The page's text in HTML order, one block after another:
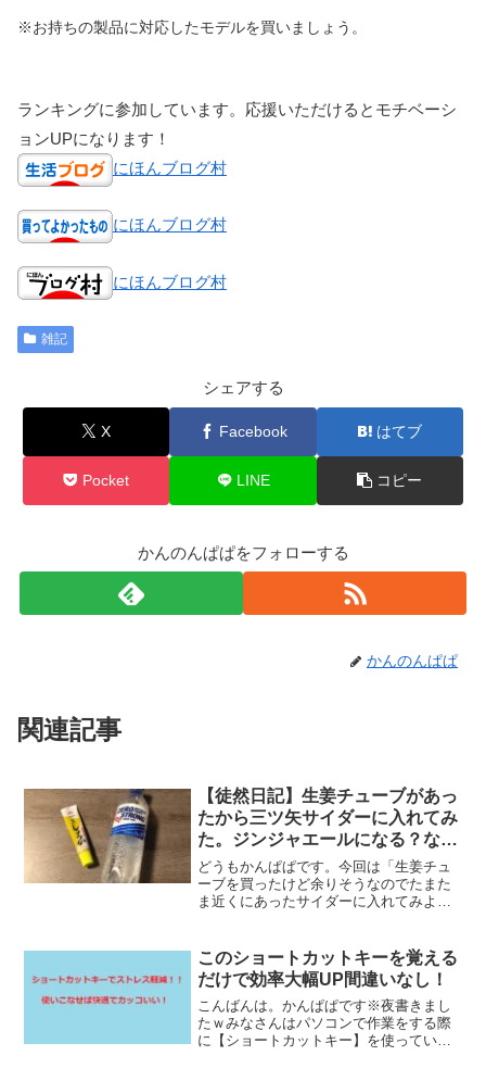
※お持ちの製品に対応したモデルを買いましょう。
ランキングに参加しています。応援いただけるとモチベーシ
ョンUPになります！
にほんブログ村
にほんブログ村
にほんブログ村
雑記
シェアする
X Facebook はてブ
Pocket LINE コピー
かんのんぱぱをフォローする
かんのんぱぱ
関連記事
【徒然日記】生姜チューブがあっ
たから三ツ矢サイダーに入れてみ
た。ジンジャエールになる？なら
ない？
どうもかんぱぱです。今回は「生姜チュ
ーブを買ったけど余りそうなのでたまた
ま近くにあったサイダーに入れてみよ
は材料。・生姜チューブ（80円くらい
の）・三ツ矢サイダー（ZE...
このショートカットキーを覚える
だけで効率大幅UP間違いなし！
こんばんは。かんぱぱです※夜書きまし
たｗみなさんはパソコンで作業をする際
に【ショートカットキー】を使っていま